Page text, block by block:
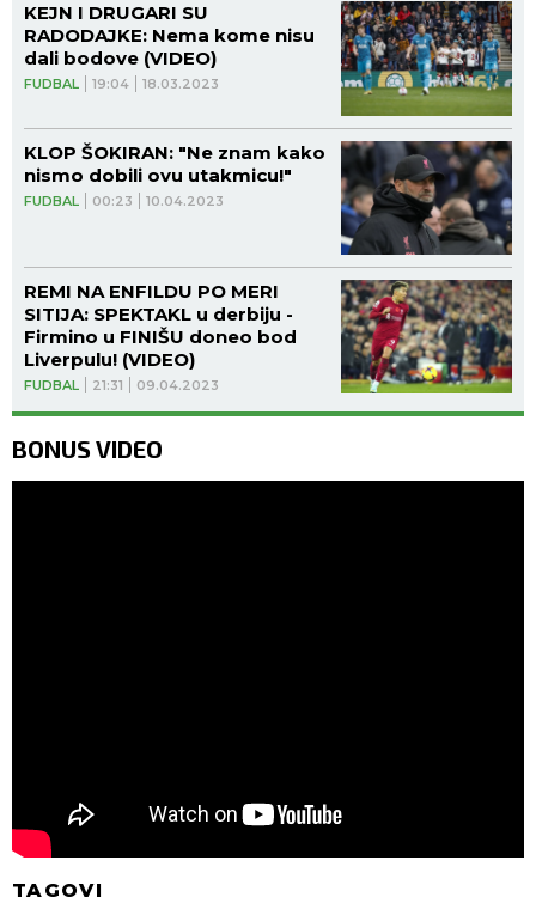
FUDBAL 19:04 18.03.2023
KEJN I DRUGARI SU
RADODAJKE: Nema kome nisu
dali bodove (VIDEO)
FUDBAL 00:23 10.04.2023
KLOP ŠOKIRAN: "Ne znam kako
nismo dobili ovu utakmicu!"
FUDBAL 21:31 09.04.2023
REMI NA ENFILDU PO MERI
SITIJA: SPEKTAKL u derbiju -
Firmino u FINIŠU doneo bod
Liverpulu! (VIDEO)
BONUS VIDEO
TAGOVI